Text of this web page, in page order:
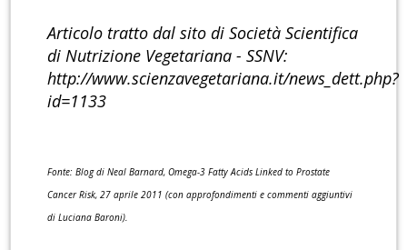
Articolo tratto dal sito di Società Scientifica
di Nutrizione Vegetariana - SSNV:
http://www.scienzavegetariana.it/news_dett.php?
id=1133
Fonte: Blog di Neal Barnard, Omega-3 Fatty Acids Linked to Prostate
Cancer Risk, 27 aprile 2011 (con approfondimenti e commenti aggiuntivi
di Luciana Baroni).